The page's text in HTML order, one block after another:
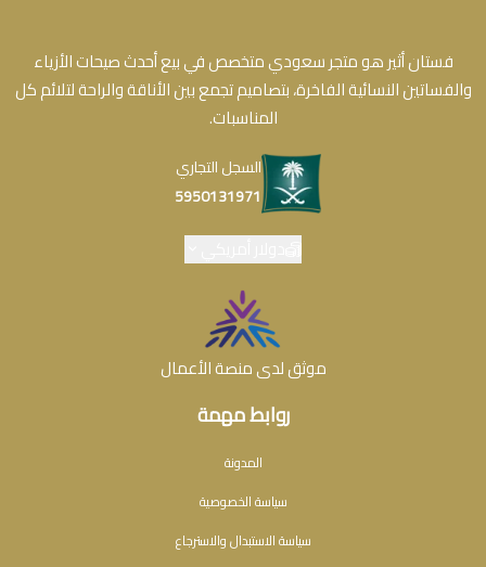
روابط مهمة
المدونة
سياسة الخصوصية
سياسة الاستبدال والاسترجاع
فستان أثير هو متجر سعودي متخصص في بيع أحدث صيحات الأزياء
والفساتين النسائية الفاخرة، بتصاميم تجمع بين الأناقة والراحة لتلائم كل
المناسبات.
السجل التجاري
5950131971
موثق لدى منصة الأعمال